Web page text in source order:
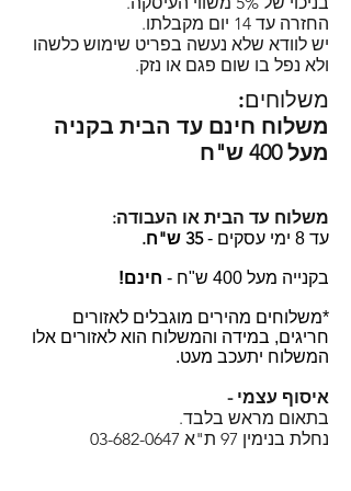
יש לוודא שלא נעשה בפריט שימוש
כלשהו ולא נפל בו שום פגם או נזק.
החזרה עד 14 יום מקבלתו.
יש לוודא שלא נעשה בפריט שימוש כלשהו
ולא נפל בו שום פגם או נזק.
משלוחים:
משלוח חינם עד הבית בקניה
מעל 400 ש"ח
משלוח עד הבית או העבודה:
עד 8 ימי עסקים - 35 ש"ח.
בקנייה מעל 400 ש"ח - חינם!
*משלוחים מהירים מוגבלים לאזורים
חריגים, במידה והמשלוח הוא לאזורים אלו
המשלוח יתעכב מעט.
איסוף עצמי -
בתאום מראש בלבד.
נחלת בנימין 97 ת"א
03-682-0647